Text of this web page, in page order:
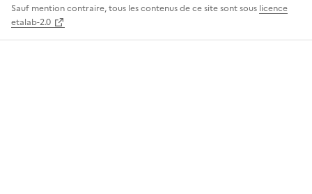
Sauf mention contraire, tous les contenus de ce site sont sous licence
etalab-2.0